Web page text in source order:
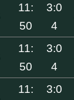
11:
50
3:0
4
11:
50
3:0
4
11:
3:0